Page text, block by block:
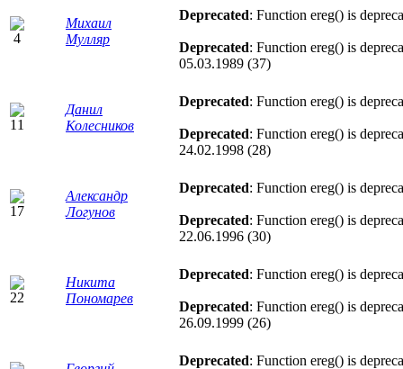
Михаил
Мулляр
Deprecated: Function ereg() is
Deprecated: Function ereg() is
05.03.1989 (37)
Данил
Колесников
Deprecated: Function ereg() is
Deprecated: Function ereg() is
24.02.1998 (28)
Александр
Логунов
Deprecated: Function ereg() is
Deprecated: Function ereg() is
22.06.1996 (30)
Никита
Пономарев
Deprecated: Function ereg() is
Deprecated: Function ereg() is
26.09.1999 (26)
Deprecated: Function ereg() is